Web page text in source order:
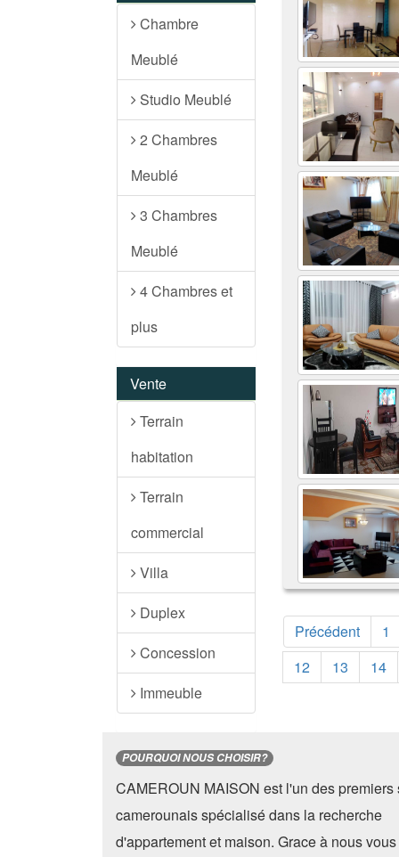
Chambre
Meublé
Studio Meublé
2 Chambres
Meublé
3 Chambres
Meublé
4 Chambres et
plus
Vente
Terrain
habitation
Terrain
commercial
Villa
Duplex
Concession
Immeuble
Précédent
1
12
13 14
POURQUOI NOUS CHOISIR?
CAMEROUN MAISON est l'un des premiers
camerounais spécialisé dans la recherche
d'appartement et maison. Grace à nous vous